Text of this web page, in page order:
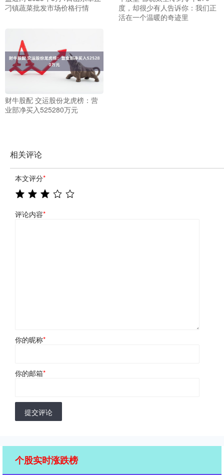
刁镇蔬菜批发市场价格行情
度，却很少有人告诉你：我们正
活在一个温暖的奇迹里
财牛股配 交运股份龙虎榜：营
业部净买入525280万元
相关评论
本文评分*
评论内容*
你的昵称*
你的邮箱*
提交评论
个股实时涨跌榜